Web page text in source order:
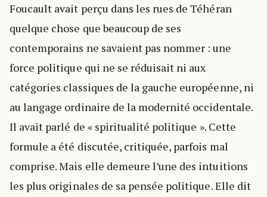
Foucault avait perçu dans les rues de Téhéran
quelque chose que beaucoup de ses
contemporains ne savaient pas nommer : une
force politique qui ne se réduisait ni aux
catégories classiques de la gauche européenne, ni
au langage ordinaire de la modernité occidentale.
Il avait parlé de « spiritualité politique ». Cette
formule a été discutée, critiquée, parfois mal
comprise. Mais elle demeure l’une des intuitions
les plus originales de sa pensée politique. Elle dit